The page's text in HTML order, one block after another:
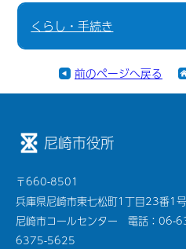
くらし・手続き
前のページへ戻る
尼崎市役所
〒660-8501
兵庫県尼崎市東七松町1丁目23番1号
尼崎市コールセンター 電話：
6375-5625